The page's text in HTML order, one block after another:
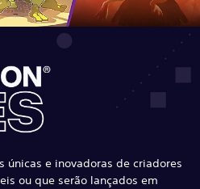
únicas e inovadoras de criadores
ou que serão lançados em